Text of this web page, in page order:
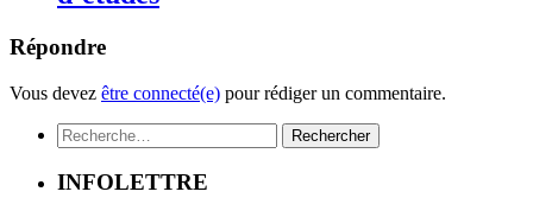
Répondre
Vous devez être connecté(e) pour rédiger un commentaire.
Rechercher :
INFOLETTRE